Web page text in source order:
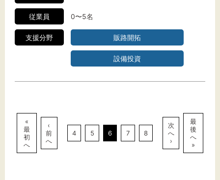
従業員 0〜5名
支援分野 販路開拓
設備投資
«
最
初
へ
‹
前
へ
4 5 6 7 8
次
へ
›
最
後
へ
»